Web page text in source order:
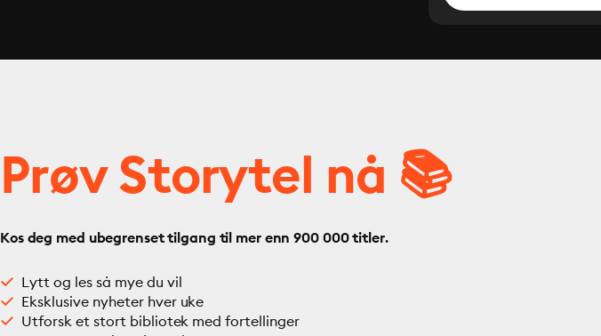
Prøv Storytel nå 📚
Kos deg med ubegrenset tilgang til mer enn 900 000 titler.
Lytt og les så mye du vil
Eksklusive nyheter hver uke
Utforsk et stort bibliotek med fortellinger